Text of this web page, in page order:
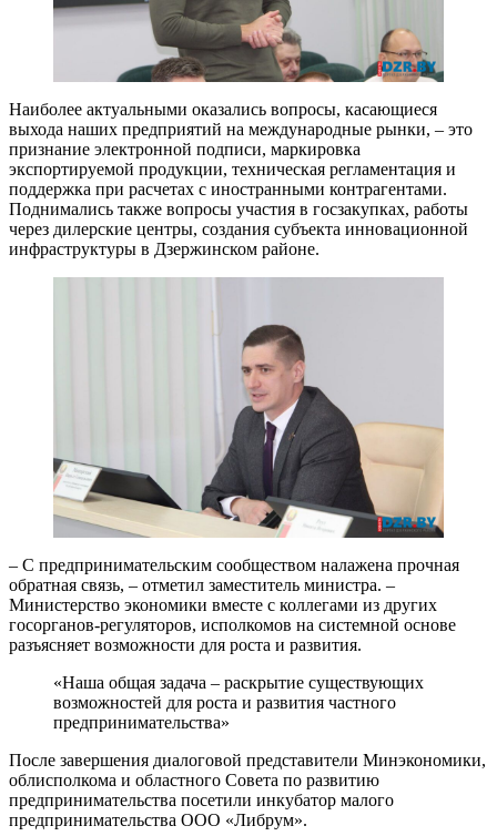
Наиболее актуальными оказались вопросы, касающиеся
выхода наших предприятий на международные рынки, – это
признание электронной подписи, маркировка
экспортируемой продукции, техническая регламентация и
поддержка при расчетах с иностранными контрагентами.
Поднимались также вопросы участия в госзакупках, работы
через дилерские центры, создания субъекта инновационной
инфраструктуры в Дзержинском районе.
– С предпринимательским сообществом налажена прочная
обратная связь, – отметил заместитель министра. –
Министерство экономики вместе с коллегами из других
госорганов-регуляторов, исполкомов на системной основе
разъясняет возможности для роста и развития.
«Наша общая задача – раскрытие существующих
возможностей для роста и развития частного
предпринимательства»
После завершения диалоговой представители Минэкономики,
облисполкома и областного Совета по развитию
предпринимательства посетили инкубатор малого
предпринимательства ООО «Либрум».